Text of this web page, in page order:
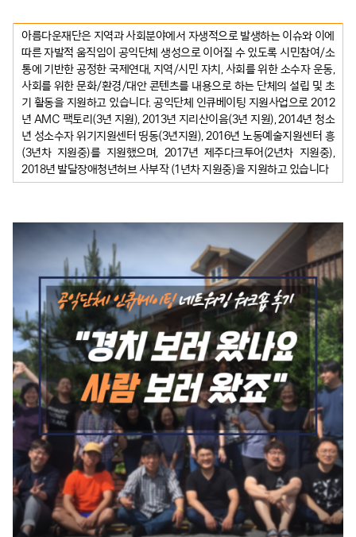
아름다운재단은 지역과 사회분야에서 자생적으로 발생하는 이슈와 이에
따른 자발적 움직임이 공익단체 생성으로 이어질 수 있도록 시민참여/소
통에 기반한 공정한 국제연대, 지역/시민 자치, 사회를 위한 소수자 운동,
사회를 위한 문화/환경/대안 콘텐츠를 내용으로 하는 단체의 설립 및 초
기 활동을 지원하고 있습니다. 공익단체 인큐베이팅 지원사업으로 2012
년 AMC 팩토리(3년 지원), 2013년 지리산이음(3년 지원), 2014년 청소
년 성소수자 위기지원센터 띵동(3년지원), 2016년 노동예술지원센터 흥
(3년차 지원중)를 지원했으며, 2017년 제주다크투어(2년차 지원중),
2018년 발달장애청년허브 사부작 (1년차 지원중)을 지원하고 있습니다